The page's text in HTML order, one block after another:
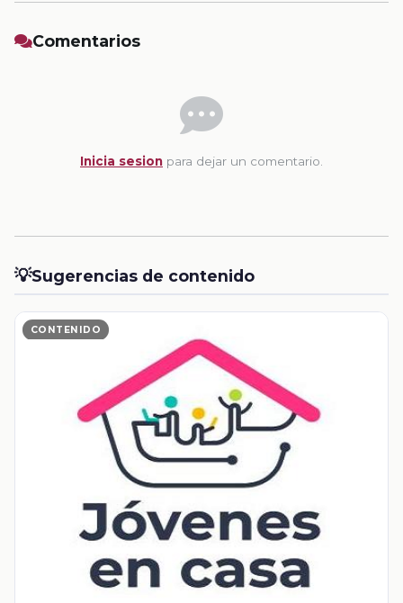
Comentarios
Inicia sesion para dejar un comentario.
💡Sugerencias de contenido
CONTENIDO